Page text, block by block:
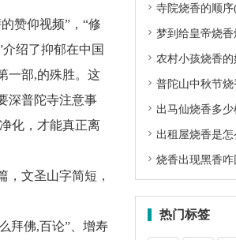
赞仰视频”，“修
绍了抑郁在中国
一部,的殊胜。这
深普陀寺注意事
化，才能真正离
，文圣山字简短，
拜佛,百论”、增寿
 寺院烧香的顺
 梦到给皇帝烧
 农村小孩烧香
 普陀山中秋节
 出马仙烧香多
 出租屋烧香是
 烧香出现黑香
热门标签